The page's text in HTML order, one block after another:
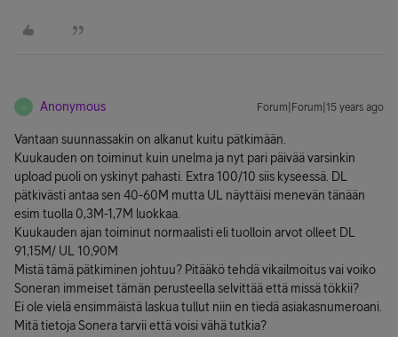
A Anonymous Forum|Forum|15 years ago
Vantaan suunnassakin on alkanut kuitu pätkimään.
Kuukauden on toiminut kuin unelma ja nyt pari päivää varsinkin
upload puoli on yskinyt pahasti. Extra 100/10 siis kyseessä. DL
pätkivästi antaa sen 40-60M mutta UL näyttäisi menevän tänään
esim tuolla 0,3M-1,7M luokkaa.
Kuukauden ajan toiminut normaalisti eli tuolloin arvot olleet DL
91,15M/ UL 10,90M
Mistä tämä pätkiminen johtuu? Pitääkö tehdä vikailmoitus vai voiko
Soneran immeiset tämän perusteella selvittää että missä tökkii?
Ei ole vielä ensimmäistä laskua tullut niin en tiedä asiakasnumeroani.
Mitä tietoja Sonera tarvii että voisi vähä tutkia?